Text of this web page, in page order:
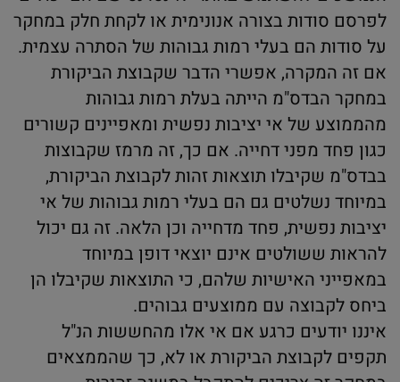
לפרסם סודות בצורה אנונימית או לקחת חלק במחקר
על סודות הם בעלי רמות גבוהות של הסתרה עצמית.
אם זה המקרה, אפשרי הדבר שקבוצת הביקורת
במחקר הבדס"מ הייתה בעלת רמות גבוהות
מהממוצע של אי יציבות נפשית ומאפיינים קשורים
כגון פחד מפני דחייה. אם כך, זה מרמז שקבוצות
בבדס"מ שקיבלו תוצאות זהות לקבוצת הביקורת,
במיוחד נשלטים גם הם בעלי רמות גבוהות של אי
יציבות נפשית, פחד מדחייה וכן הלאה. זה גם יכול
להראות ששולטים אינם יוצאי דופן במיוחד
במאפייני האישיות שלהם, כי התוצאות שקיבלו הן
ביחס לקבוצה עם ממוצעים גבוהים.
איננו יודעים כרגע אם אי אלו מהחששות הנ"ל
תקפים לקבוצת הביקורת או לא, כך שהממצאים